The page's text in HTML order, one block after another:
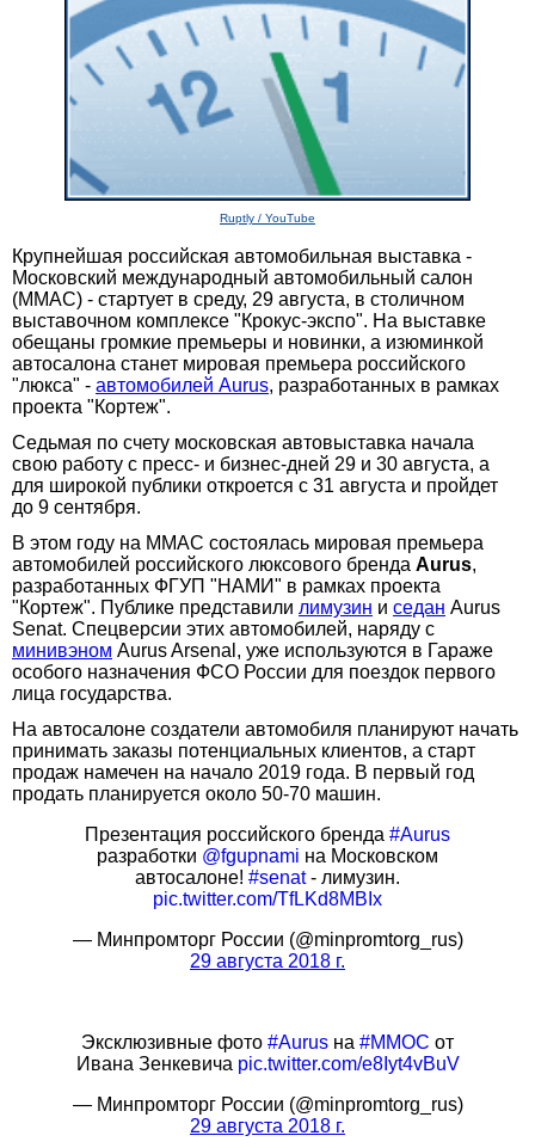
Ruptly / YouTube
Крупнейшая российская автомобильная выставка -
Московский международный автомобильный салон
(ММАС) - стартует в среду, 29 августа, в столичном
выставочном комплексе "Крокус-экспо". На выставке
обещаны громкие премьеры и новинки, а изюминкой
автосалона станет мировая премьера российского
"люкса" - автомобилей Aurus, разработанных в рамках
проекта "Кортеж".
Седьмая по счету московская автовыставка начала
свою работу с пресс- и бизнес-дней 29 и 30 августа, а
для широкой публики откроется с 31 августа и пройдет
до 9 сентября.
В этом году на ММАС состоялась мировая премьера
автомобилей российского люксового бренда Aurus,
разработанных ФГУП "НАМИ" в рамках проекта
"Кортеж". Публике представили лимузин и седан Aurus
Senat. Спецверсии этих автомобилей, наряду с
минивэном Aurus Arsenal, уже используются в Гараже
особого назначения ФСО России для поездок первого
лица государства.
На автосалоне создатели автомобиля планируют начать
принимать заказы потенциальных клиентов, а старт
продаж намечен на начало 2019 года. В первый год
продать планируется около 50-70 машин.
Презентация российского бренда #Aurus
разработки @fgupnami на Московском
автосалоне! #senat- лимузин.
pic.twitter.com/TfLKd8MBIx
— Минпромторг России (@minpromtorg_rus)
29 августа 2018 г.
Эксклюзивные фото #Aurus на #ММОС от
Ивана Зенкевича pic.twitter.com/e8Iyt4vBuV
— Минпромторг России (@minpromtorg_rus)
29 августа 2018 г.